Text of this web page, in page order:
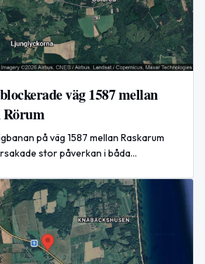
väg 1587 mellan
Rörum
på väg 1587 mellan Raskarum
stor påverkan i båda